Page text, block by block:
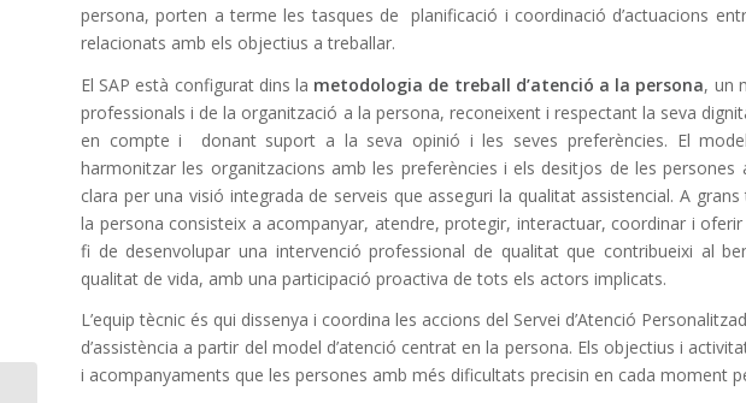
persona, porten a terme les tasques de planificació i coordinació d’actuacions
relacionats amb els objectius a treballar.
El SAP està configurat dins la metodologia de treball d’atenció a la persona, un
professionals i de la organització a la persona, reconeixent i respectant la seva
en compte i donant suport a la seva opinió i les seves preferències. El
harmonitzar les organitzacions amb les preferències i els desitjos de les
clara per una visió integrada de serveis que asseguri la qualitat assistencial. A
la persona consisteix a acompanyar, atendre, protegir, interactuar, coordinar i
fi de desenvolupar una intervenció professional de qualitat que contribueixi al
qualitat de vida, amb una participació proactiva de tots els actors implicats.
L’equip tècnic és qui dissenya i coordina les accions del Servei d’Atenció
d’assistència a partir del model d’atenció centrat en la persona. Els objectius i
i acompanyaments que les persones amb més dificultats precisin en cada moment